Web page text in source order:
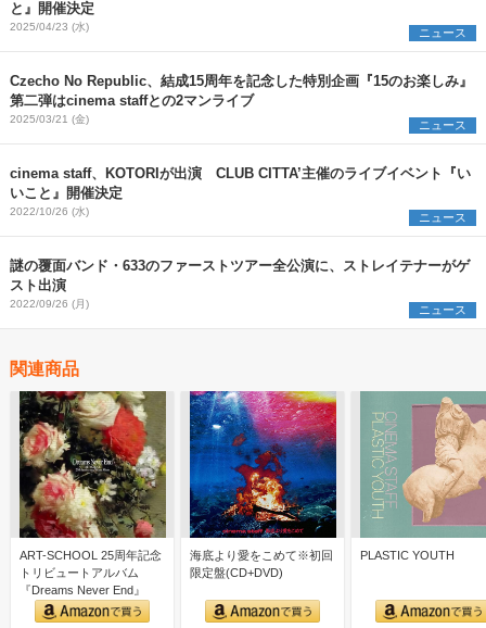
と』開催決定
2025/04/23 (水) ニュース
Czecho No Republic、結成15周年を記念した特別企画『15のお楽しみ』
第二弾はcinema staffとの2マンライブ
2025/03/21 (金) ニュース
cinema staff、KOTORIが出演 CLUB CITTA’主催のライブイベント『い
いこと』開催決定
2022/10/26 (水) ニュース
謎の覆面バンド・633のファーストツアー全公演に、ストレイテナーがゲ
スト出演
2022/09/26 (月) ニュース
関連商品
ART-SCHOOL 25周年記念
トリビュートアルバム
『Dreams Never End』
海底より愛をこめて※初回
限定盤(CD+DVD)
PLASTIC YOUTH